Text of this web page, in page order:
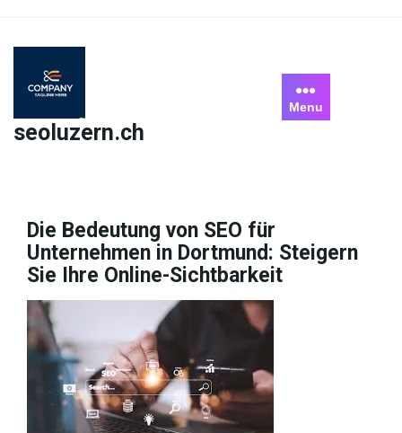
content
seoluzern.ch
Menu
Die Bedeutung von SEO für
Unternehmen in Dortmund: Steigern
Sie Ihre Online-Sichtbarkeit